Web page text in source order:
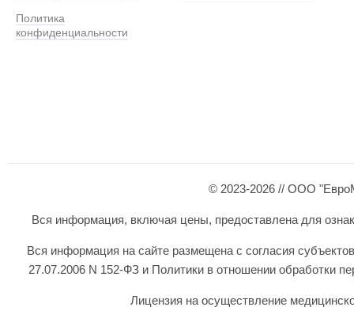
Политика
конфиденциальности
© 2023-2026 // ООО
Вся информация, включая цены, предоставлена для
Вся информация на сайте размещена с согласия
27.07.2006 N 152-ФЗ и Политики в отношении обработки
Лицензия на осуществление